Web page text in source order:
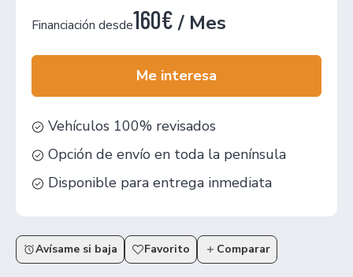
Financiación desde160€ / Mes
Me interesa
Vehículos 100% revisados
Opción de envío en toda la península
Disponible para entrega inmediata
Avísame si baja Favorito Comparar